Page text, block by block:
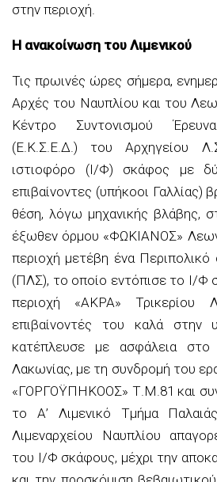
στην περιοχή.
Η ανακοίνωση του Λιμενικού
Τις πρωινές ώρες σήμερα,
Αρχές του Ναυπλίου και του
Κέντρο Συντονισμού
(Ε.Κ.Σ.Ε.Δ.) του Αρχηγείου
ιστιοφόρο (Ι/Φ) σκάφος με
επιβαίνοντες (υπήκοοι Γαλλίας)
θέση, λόγω μηχανικής βλάβης,
έξωθεν όρμου «ΦΩΚΙΑΝΟΣ»
περιοχή μετέβη ένα
(ΠΛΣ), το οποίο εντόπισε το Ι/Φ
περιοχή «ΑΚΡΑ» Τρικερίου
επιβαίνοντές του καλά
κατέπλευσε με ασφάλεια στο
Λακωνίας, με τη συνδρομή του
«ΓΟΡΓΟΫΠΗΚΟΟΣ» Τ.Μ.81 και
το Α’ Λιμενικό Τμήμα
Λιμεναρχείου Ναυπλίου
του Ι/Φ σκάφους, μέχρι την